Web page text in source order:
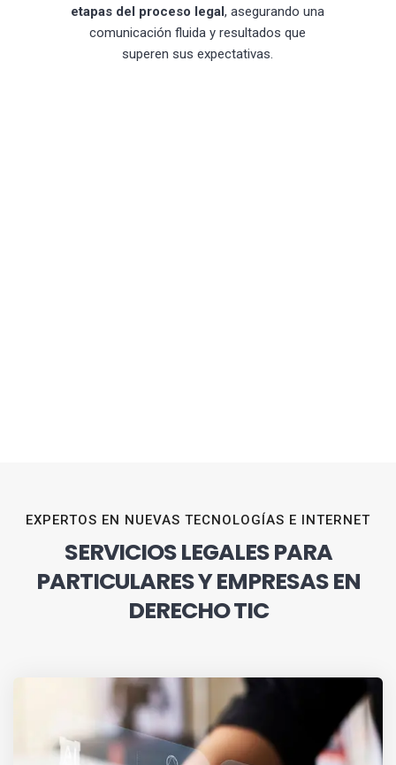
etapas del proceso legal, asegurando una
comunicación fluida y resultados que
superen sus expectativas.
EXPERTOS EN NUEVAS TECNOLOGÍAS E INTERNET
SERVICIOS LEGALES PARA
PARTICULARES Y EMPRESAS EN
DERECHO TIC